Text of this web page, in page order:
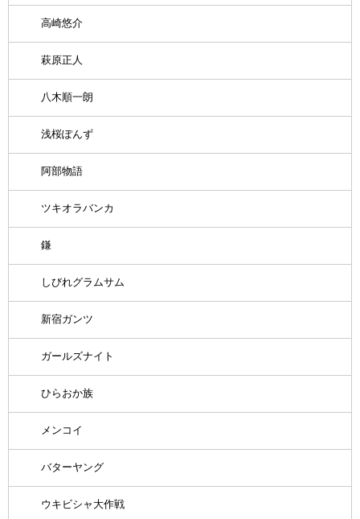
高崎悠介
萩原正人
八木順一朗
浅桜ぽんず
阿部物語
ツキオラバンカ
鎌
しびれグラムサム
新宿ガンツ
ガールズナイト
ひらおか族
メンコイ
バターヤング
ウキビシャ大作戦